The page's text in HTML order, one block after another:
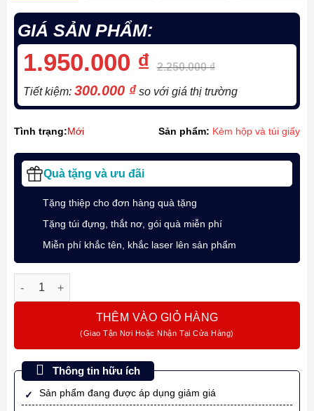
GIÁ SẢN PHẨM:
1.950.000 ₫ 2.250.000₫
Tiết kiệm: 300.000 ₫so với giá thị trường
Tình trạng:Mới Sản phẩm: Kèm hộp và túi giấy
Quà tặng và ưu đãi
Tặng thiệp cho đơn hàng quà tặng
Tặng túi đựng, thắt nơ, gói quà miễn phí
Miễn phí khắc tên, khắc laser lên sản phẩm
Bộ quà bút ký chủ đề “Cá Chép Vượt Vũ Môn” cùng Parker
THÊM VÀO GIỎ HÀNG
Thông tin hữu ích
Sản phẩm đang được áp dụng giảm giá